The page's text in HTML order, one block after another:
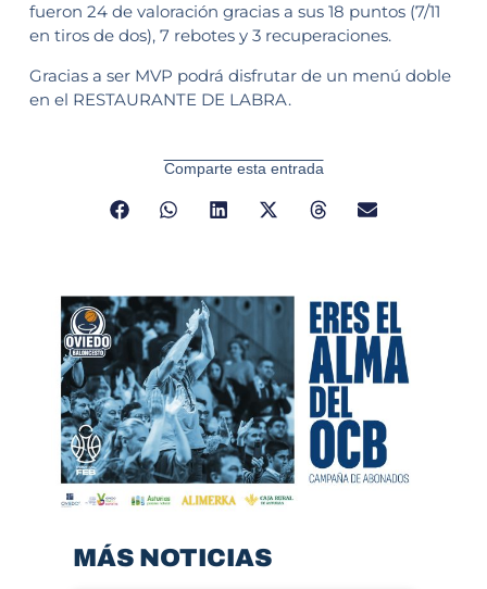
fueron 24 de valoración gracias a sus 18 puntos (7/11
en tiros de dos), 7 rebotes y 3 recuperaciones.
Gracias a ser MVP podrá disfrutar de un menú doble
en el RESTAURANTE DE LABRA.
Comparte esta entrada
MÁS NOTICIAS